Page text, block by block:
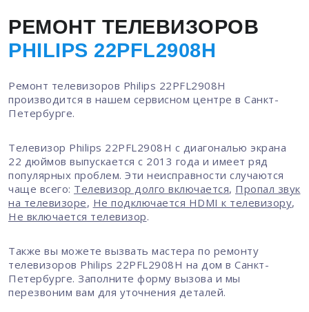
РЕМОНТ ТЕЛЕВИЗОРОВ
PHILIPS 22PFL2908H
Ремонт телевизоров Philips 22PFL2908H
производится в нашем сервисном центре в Санкт-
Петербурге.
Телевизор Philips 22PFL2908H с диагональю экрана
22 дюймов выпускается с 2013 года и имеет ряд
популярных проблем. Эти неисправности случаются
чаще всего: Телевизор долго включается, Пропал звук
на телевизоре, Не подключается HDMI к телевизору,
Не включается телевизор.
Также вы можете вызвать мастера по ремонту
телевизоров Philips 22PFL2908H на дом в Санкт-
Петербурге. Заполните форму вызова и мы
перезвоним вам для уточнения деталей.